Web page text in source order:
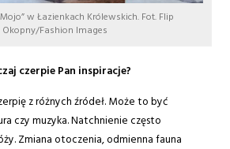
w Łazienkach Królewskich. Fot. Flip
Okopny/Fashion Images
czerpie Pan inspiracje?
z różnych źródeł. Może to być
czy muzyka. Natchnienie często
Zmiana otoczenia, odmienna fauna